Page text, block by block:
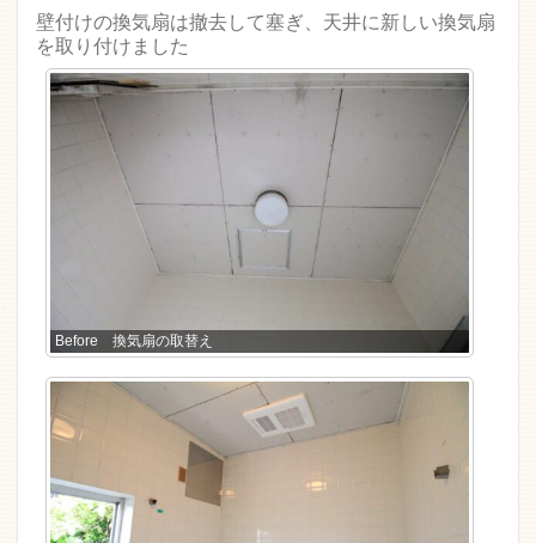
壁付けの換気扇は撤去して塞ぎ、天井に新しい換気扇
を取り付けました
Before 換気扇の取替え